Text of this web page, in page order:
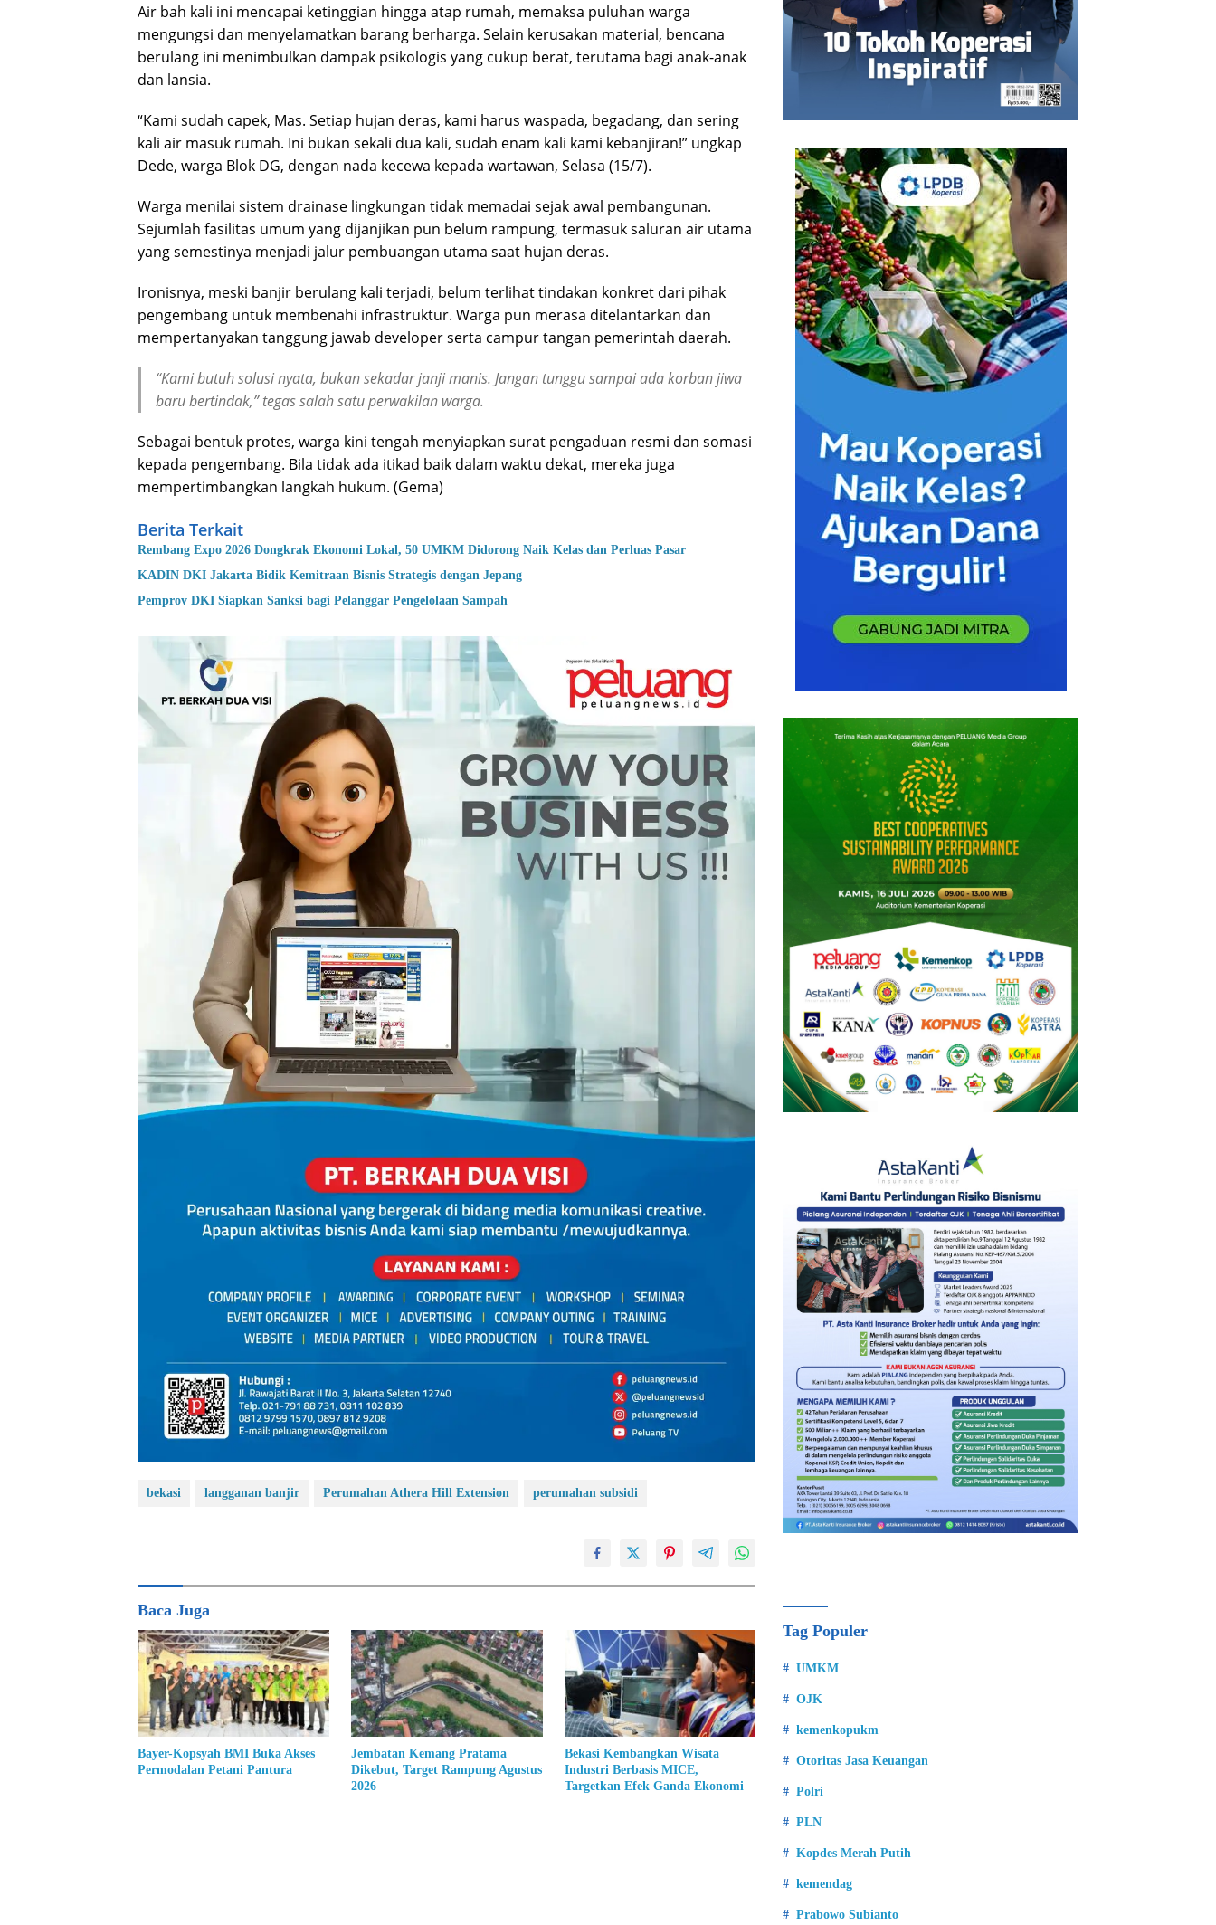
Air bah kali ini mencapai ketinggian hingga atap rumah, memaksa puluhan warga
mengungsi dan menyelamatkan barang berharga. Selain kerusakan material, bencana
berulang ini menimbulkan dampak psikologis yang cukup berat, terutama bagi anak-anak
dan lansia.
“Kami sudah capek, Mas. Setiap hujan deras, kami harus waspada, begadang, dan sering
kali air masuk rumah. Ini bukan sekali dua kali, sudah enam kali kami kebanjiran!” ungkap
Dede, warga Blok DG, dengan nada kecewa kepada wartawan, Selasa (15/7).
Warga menilai sistem drainase lingkungan tidak memadai sejak awal pembangunan.
Sejumlah fasilitas umum yang dijanjikan pun belum rampung, termasuk saluran air utama
yang semestinya menjadi jalur pembuangan utama saat hujan deras.
Ironisnya, meski banjir berulang kali terjadi, belum terlihat tindakan konkret dari pihak
pengembang untuk membenahi infrastruktur. Warga pun merasa ditelantarkan dan
mempertanyakan tanggung jawab developer serta campur tangan pemerintah daerah.
“Kami butuh solusi nyata, bukan sekadar janji manis. Jangan tunggu sampai ada korban jiwa
baru bertindak,” tegas salah satu perwakilan warga.
Sebagai bentuk protes, warga kini tengah menyiapkan surat pengaduan resmi dan somasi
kepada pengembang. Bila tidak ada itikad baik dalam waktu dekat, mereka juga
mempertimbangkan langkah hukum. (Gema)
Berita Terkait
Rembang Expo 2026 Dongkrak Ekonomi Lokal, 50 UMKM Didorong Naik Kelas dan Perluas Pasar
KADIN DKI Jakarta Bidik Kemitraan Bisnis Strategis dengan Jepang
Pemprov DKI Siapkan Sanksi bagi Pelanggar Pengelolaan Sampah
bekasi langganan banjir Perumahan Athera Hill Extension perumahan subsidi
Baca Juga
Bayer-Kopsyah BMI Buka Akses
Permodalan Petani Pantura
Jembatan Kemang Pratama
Dikebut, Target Rampung Agustus
2026
Bekasi Kembangkan Wisata
Industri Berbasis MICE,
Targetkan Efek Ganda Ekonomi
Tag Populer
UMKM
OJK
kemenkopukm
Otoritas Jasa Keuangan
Polri
PLN
Kopdes Merah Putih
kemendag
Prabowo Subianto